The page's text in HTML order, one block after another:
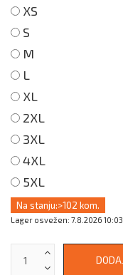
XS
S
M
L
XL
2XL
3XL
4XL
5XL
Na stanju:>102 kom.
Lager osvežen: 7.8.2026 10:03